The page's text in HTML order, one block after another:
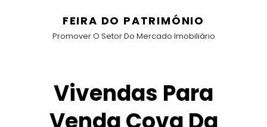
FEIRA DO PATRIMÓNIO
Promover O Setor Do Mercado Imobiliário
Vivendas Para